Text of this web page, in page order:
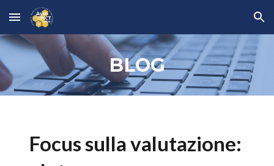
Skip to main content Skip to navigation
BLOG
Focus sulla valutazione: